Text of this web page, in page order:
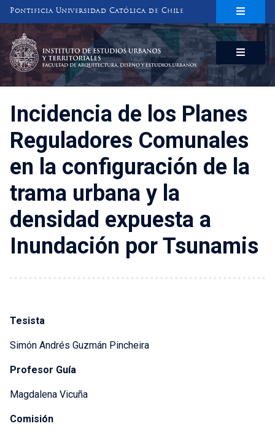
Pontificia Universidad Católica de Chile
INSTITUTO DE ESTUDIOS URBANOS
Y TERRITORIALES
FACULTAD DE ARQUITECTURA, DISEÑO Y ESTUDIOS URBANOS
Incidencia de los Planes
Reguladores Comunales
en la configuración de la
trama urbana y la
densidad expuesta a
Inundación por Tsunamis
Tesista
Simón Andrés Guzmán Pincheira
Profesor Guía
Magdalena Vicuña
Comisión